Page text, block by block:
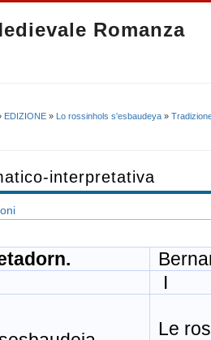
Romanza
EDIZIONE » Lo rossinhols s'esbaudeya »
interpretativa
I
Le